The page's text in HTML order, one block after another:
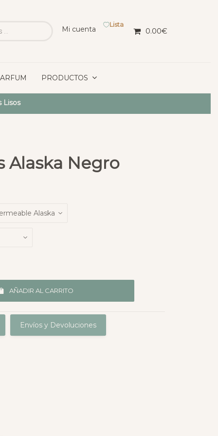
Mi cuenta
Lista
0.00€
PRODUCTOS
Lisos
Alaska Negro
AÑADIR AL CARRITO
Envíos y Devoluciones